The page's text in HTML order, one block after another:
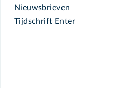
Nieuwsbrieven
Tijdschrift Enter